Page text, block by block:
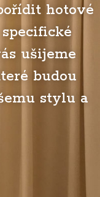
hotové
ušijeme
budou
stylu a